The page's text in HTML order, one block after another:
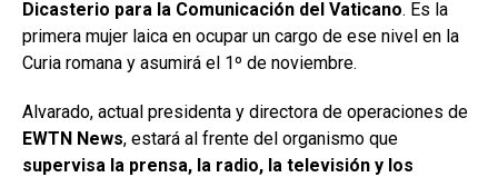
Dicasterio para la Comunicación del Vaticano. Es la
primera mujer laica en ocupar un cargo de ese nivel en la
Curia romana y asumirá el 1º de noviembre.
Alvarado, actual presidenta y directora de operaciones de
EWTN News, estará al frente del organismo que
supervisa la prensa, la radio, la televisión y los